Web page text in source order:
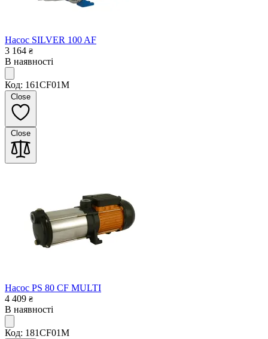
Насос SILVER 100 AF
3 164 ₴
В наявності
Код: 161CF01M
Close
Close
Насос PS 80 CF MULTI
4 409 ₴
В наявності
Код: 181CF01M